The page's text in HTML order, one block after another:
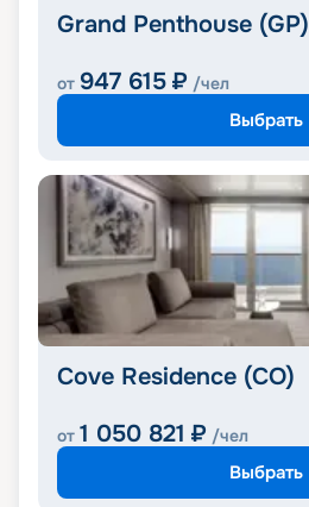
Grand Penthouse (GP)
от 947 615 ₽ /чел
Выбрать
Cove Residence (CO)
от 1 050 821 ₽ /чел
Выбрать